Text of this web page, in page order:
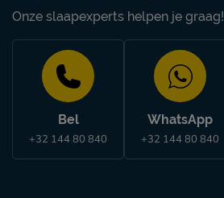
Onze slaapexperts helpen je graag!
Bel
+32 144 80 840
WhatsApp
+32 144 80 840